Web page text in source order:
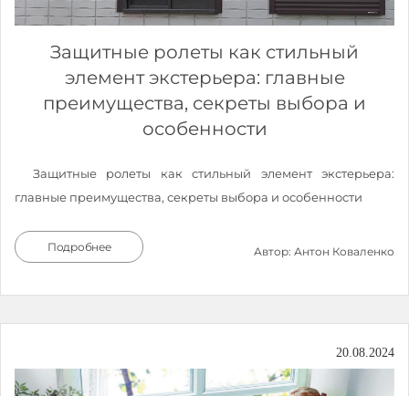
Защитные ролеты как стильный
элемент экстерьера: главные
преимущества, секреты выбора и
особенности
Защитные ролеты как стильный элемент экстерьера:
главные преимущества, секреты выбора и особенности
Подробнее Автор: Антон Коваленко
20.08.2024